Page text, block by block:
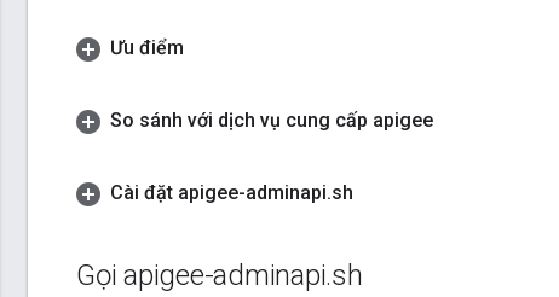
Ưu điểm
So sánh với dịch vụ cung cấp apigee
Cài đặt apigee-adminapi.sh
Gọi apigee-adminapi.sh